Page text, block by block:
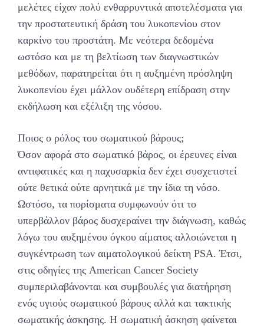
μελέτες είχαν πολύ ενθαρρυντικά αποτελέσματα για
την προστατευτική δράση του λυκοπενίου στον
καρκίνο του προστάτη. Με νεότερα δεδομένα
ωστόσο και με τη βελτίωση των διαγνωστικών
μεθόδων, παρατηρείται ότι η αυξημένη πρόσληψη
λυκοπενίου έχει μάλλον ουδέτερη επίδραση στην
εκδήλωση και εξέλιξη της νόσου.
Ποιος ο ρόλος του σωματικού βάρους;
Όσον αφορά στο σωματικό βάρος, οι έρευνες είναι
αντιφατικές και η παχυσαρκία δεν έχει συσχετιστεί
ούτε θετικά ούτε αρνητικά με την ίδια τη νόσο.
Ωστόσο, τα πορίσματα συμφωνούν ότι το
υπερβάλλον βάρος δυσχεραίνει την διάγνωση, καθώς
λόγω του αυξημένου όγκου αίματος αλλοιώνεται η
συγκέντρωση των αιματολογικού δείκτη PSA. Έτσι,
στις οδηγίες της American Cancer Society
συμπεριλαβάνονται και συμβουλές για διατήρηση
ενός υγιούς σωματικού βάρους αλλά και τακτικής
σωματικής άσκησης. Η σωματική άσκηση φαίνεται